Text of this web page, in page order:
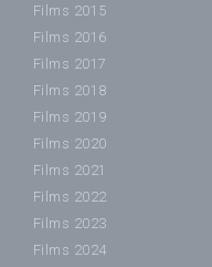
Films 2015
Films 2016
Films 2017
Films 2018
Films 2019
Films 2020
Films 2021
Films 2022
Films 2023
Films 2024